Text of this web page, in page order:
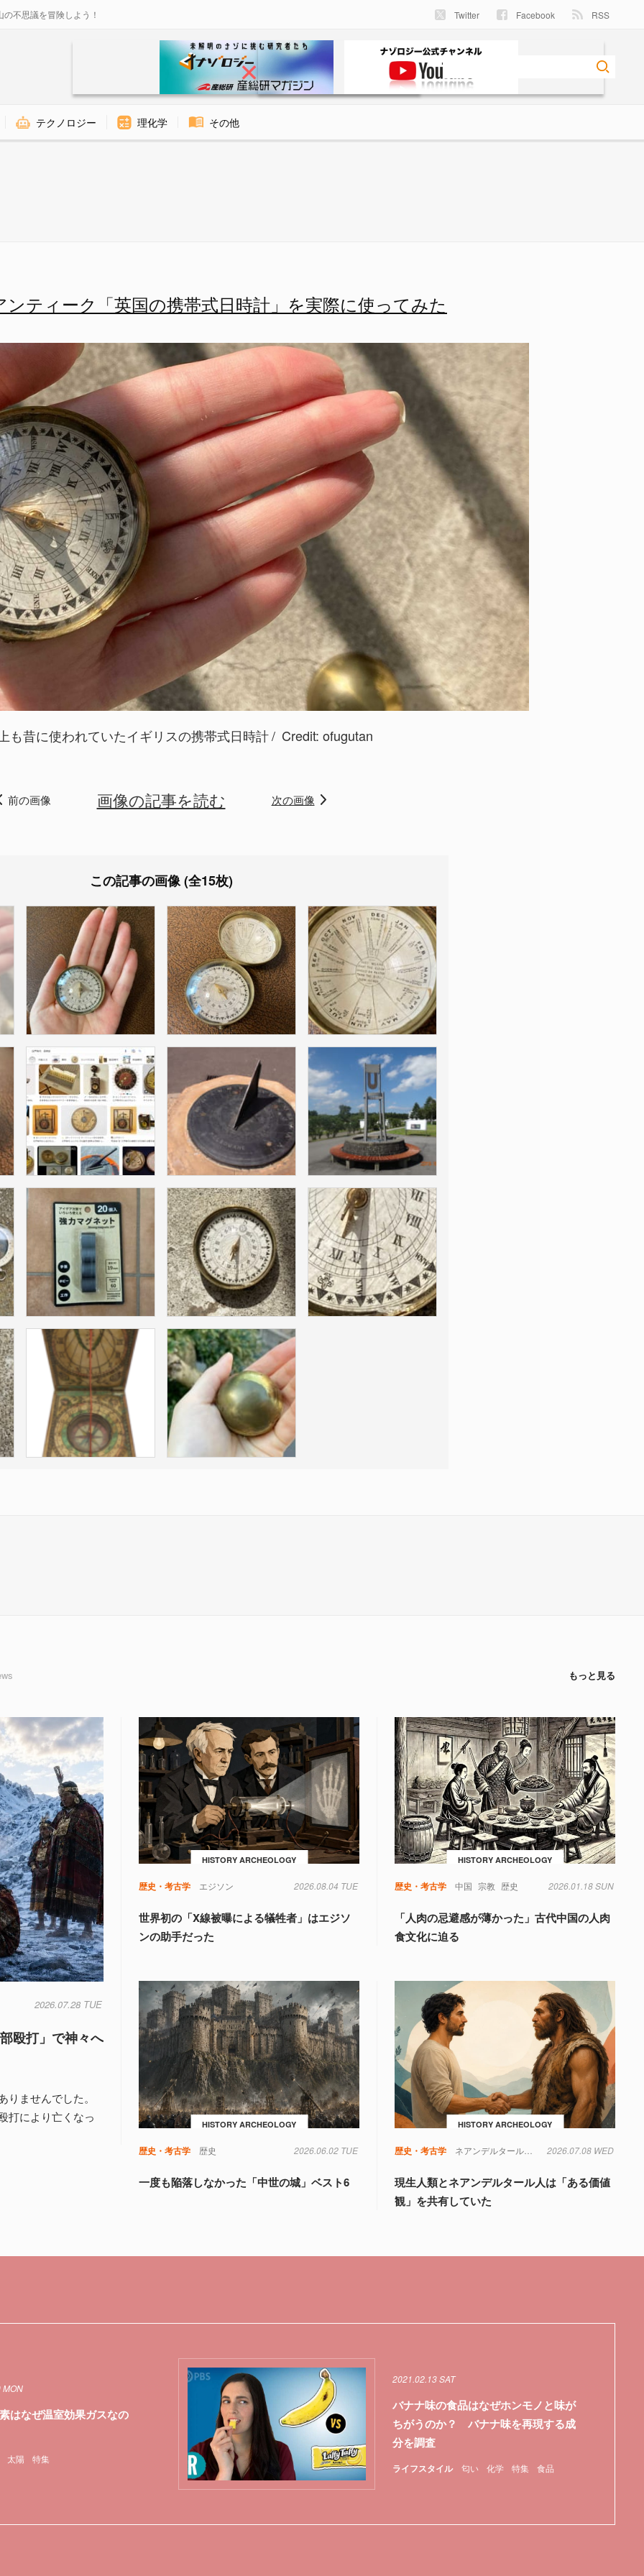
不思議を冒険しよう！ Twitter Facebook RSS
テクノロジー 理化学 その他
ンティーク「英国の携帯式日時計」を実際に使ってみた
も昔に使われていたイギリスの携帯式日時計 Credit: ofugutan
前の画像 画像の記事を読む 次の画像
この記事の画像 (全15枚)
もっと見る
2026.07.28 TUE
殴打」で神々へ
ませんでした。
打により亡くなっ
HISTORY ARCHEOLOGY
歴史・考古学 エジソン 2026.08.04 TUE
世界初の「X線被曝による犠牲者」はエジソ
ンの助手だった
HISTORY ARCHEOLOGY
歴史・考古学 中国 宗教 歴史 2026.01.18 SUN
「人肉の忌避感が薄かった」古代中国の人肉
食文化に迫る
HISTORY ARCHEOLOGY
歴史・考古学 歴史 2026.06.02 TUE
一度も陥落しなかった「中世の城」ベスト6
HISTORY ARCHEOLOGY
歴史・考古学 ホモ・サピエンス
2026.07.08 WED
現生人類とネアンデルタール人は「ある価値
観」を共有していた
太陽 特集
MON
はなぜ温室効果ガスなの
ライフスタイル 匂い 化学 特集 食品
2021.02.13 SAT
バナナ味の食品はなぜホンモノと味が
ちがうのか？ バナナ味を再現する成
分を調査